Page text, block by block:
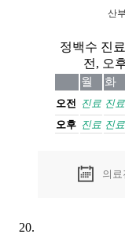
산
의료
정백수 진
전, 오
월 화
오전 진료 진료
오후 진료 진료